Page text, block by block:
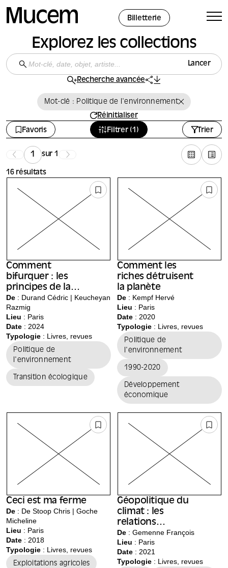
Billetterie
Explorez les collections
Lancer
Recherche avancée
Mot-clé : Politique de l'environnement
Réinitialiser
Favoris
Filtrer (1) Trier
16 résultats
sur 1
Comment
bifurquer : les
principes de la
planification
écologique
De : Durand Cédric | Keucheyan
Razmig
Lieu : Paris
Date : 2024
Typologie : Livres, revues
Politique de
l'environnement
Transition écologique
Comment les
riches détruisent
la planète
De: Kempf Hervé
Lieu : Paris
Date: 2020
Typologie: Livres, revues
Politique de
l'environnement
1990-2020
Développement
économique
Ceci est ma ferme
De : De Stoop Chris | Goche
Micheline
Lieu : Paris
Date : 2018
Typologie : Livres, revues
Exploitations agricoles
Géopolitique du
climat : les
relations
internationales
dans un monde
en surchauffe
De: Gemenne François
Lieu : Paris
Date: 2021
Typologie: Livres, revues